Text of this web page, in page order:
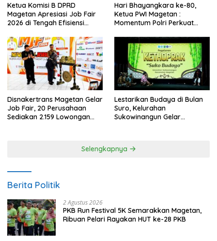
Ketua Komisi B DPRD
Magetan Apresiasi Job Fair
2026 di Tengah Efisiensi
Hari Bhayangkara ke-80,
Ketua PWI Magetan :
Momentum Polri Perkuat
Disnakertrans Magetan Gelar
Job Fair, 20 Perusahaan
Sediakan 2.159 Lowongan
Lestarikan Budaya di Bulan
Suro, Kelurahan
Sukowinangun Gelar
Selengkapnya
Berita Politik
2 Agustus 2026
PKB Run Festival 5K Semarakkan Magetan,
Ribuan Pelari Rayakan HUT ke-28 PKB